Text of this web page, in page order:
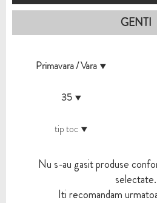
GENTI
Primavara / Vara
35
tip toc
Nu s-au gasit produse
selectate.
Iti recomandam